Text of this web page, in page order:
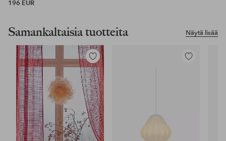
196 EUR
Näytä lisää
Samankaltaisia tuotteita
Lisää
suosikkeihin
Lisää